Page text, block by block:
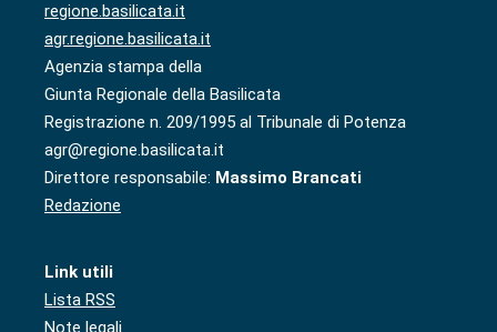
regione.basilicata.it
agr.regione.basilicata.it
Agenzia stampa della
Giunta Regionale della Basilicata
Registrazione n. 209/1995 al Tribunale di Potenza
agr@regione.basilicata.it
Direttore responsabile: Massimo Brancati
Redazione
Link utili
Lista RSS
Note legali